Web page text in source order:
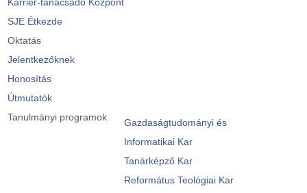
SJE Étkezde
Oktatás
Jelentkezőknek
Honosítás
Útmutatók
Tanulmányi programok
Gazdaságtudományi és
Informatikai Kar
Tanárképző Kar
Református Teológiai Kar